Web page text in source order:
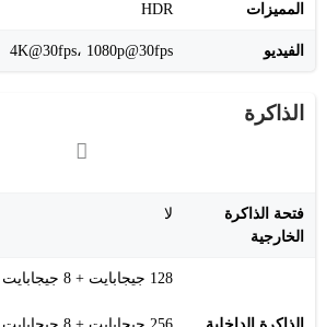
المميزات HDR
الفيديو 4K@30fps، 1080p@30fps
الذاكرة
فتحة الذاكرة
الخارجية
لا
128 جيجابايت + 8 جيجابايت رام